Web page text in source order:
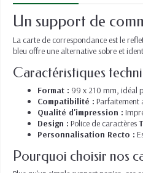
Un support de
La carte de correspondance est le
bleu offre une alternative sobre et
Caractéristiques
Format : 99 x 210 mm, idéal
Compatibilité : Parfaitement
Qualité d'impression :
Design : Police de caractères
Personnalisation Recto :
Pourquoi choisir nos